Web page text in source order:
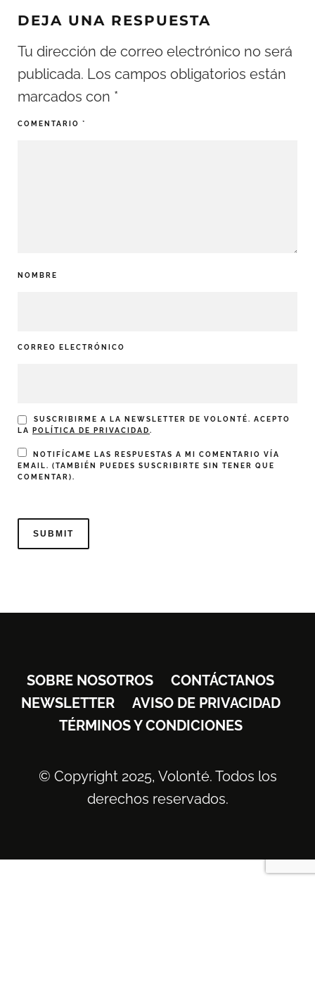
DEJA UNA RESPUESTA
Tu dirección de correo electrónico no será
publicada. Los campos obligatorios están
marcados con *
COMENTARIO *
NOMBRE
CORREO ELECTRÓNICO
SUSCRIBIRME A LA NEWSLETTER DE VOLONTÉ. ACEPTO
LA
POLÍTICA DE PRIVACIDAD.
NOTIFÍCAME LAS RESPUESTAS A MI COMENTARIO VÍA
EMAIL. (TAMBIÉN PUEDES SUSCRIBIRTE SIN TENER QUE
COMENTAR).
SOBRE NOSOTROS
CONTÁCTANOS
NEWSLETTER
AVISO DE PRIVACIDAD
TÉRMINOS Y CONDICIONES
© Copyright 2025, Volonté. Todos los
derechos reservados.